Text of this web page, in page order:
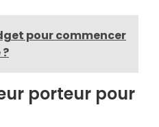
pour commencer
porteur pour